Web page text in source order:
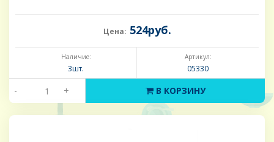
Цена: 524руб.
Наличие:
3шт.
Артикул:
05330
- + В КОРЗИНУ